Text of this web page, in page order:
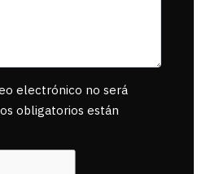
electrónico no será
obligatorios están